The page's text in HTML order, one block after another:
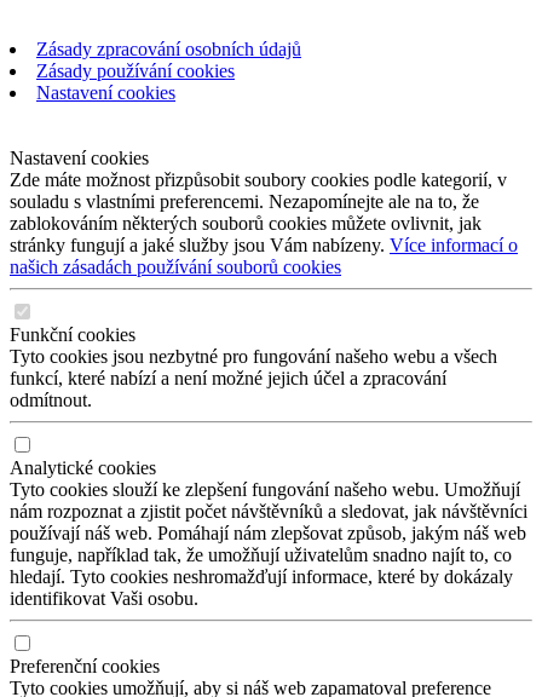
Zásady zpracování osobních údajů
Zásady používání cookies
Nastavení cookies
Nastavení cookies
Zde máte možnost přizpůsobit soubory cookies podle kategorií, v
souladu s vlastními preferencemi. Nezapomínejte ale na to, že
zablokováním některých souborů cookies můžete ovlivnit, jak
stránky fungují a jaké služby jsou Vám nabízeny. Více informací o
našich zásadách používání souborů cookies
Funkční cookies
Tyto cookies jsou nezbytné pro fungování našeho webu a všech
funkcí, které nabízí a není možné jejich účel a zpracování
odmítnout.
Analytické cookies
Tyto cookies slouží ke zlepšení fungování našeho webu. Umožňují
nám rozpoznat a zjistit počet návštěvníků a sledovat, jak návštěvníci
používají náš web. Pomáhají nám zlepšovat způsob, jakým náš web
funguje, například tak, že umožňují uživatelům snadno najít to, co
hledají. Tyto cookies neshromažďují informace, které by dokázaly
identifikovat Vaši osobu.
Preferenční cookies
Tyto cookies umožňují, aby si náš web zapamatoval preference